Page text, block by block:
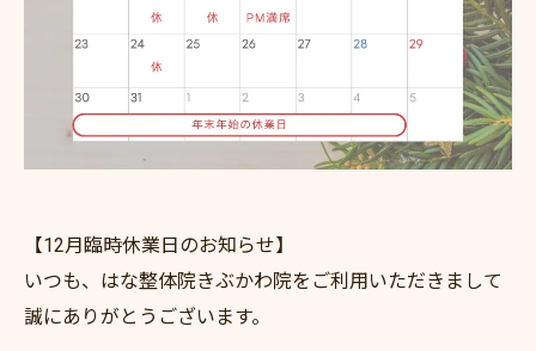
【12月臨時休業日のお知らせ】
いつも、はな整体院きぶかわ院をご利用いただきまして
誠にありがとうございます。